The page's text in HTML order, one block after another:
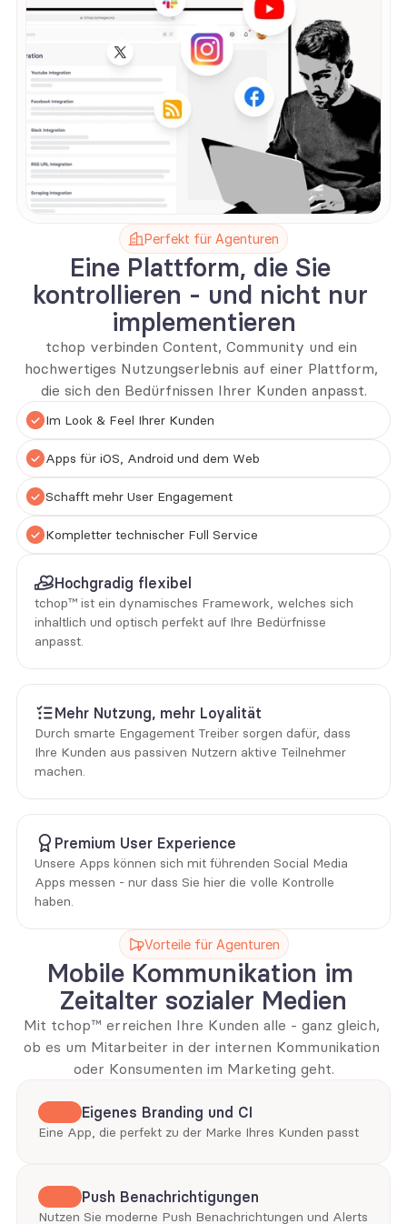
Perfekt für Agenturen
Eine Plattform, die Sie
kontrollieren - und nicht nur
implementieren
tchop verbinden Content, Community und ein
hochwertiges Nutzungserlebnis auf einer Plattform,
die sich den Bedürfnissen Ihrer Kunden anpasst.
Im Look & Feel Ihrer Kunden
Apps für iOS, Android und dem Web
Schafft mehr User Engagement
Kompletter technischer Full Service
Hochgradig flexibel
tchop™️ ist ein dynamisches Framework, welches sich
inhaltlich und optisch perfekt auf Ihre Bedürfnisse
anpasst.
Mehr Nutzung, mehr Loyalität
Durch smarte Engagement Treiber sorgen dafür, dass
Ihre Kunden aus passiven Nutzern aktive Teilnehmer
machen.
Premium User Experience
Unsere Apps können sich mit führenden Social Media
Apps messen - nur dass Sie hier die volle Kontrolle
haben.
Vorteile für Agenturen
Mobile Kommunikation im
Zeitalter sozialer Medien
Mit tchop™️ erreichen Ihre Kunden alle - ganz gleich,
ob es um Mitarbeiter in der internen Kommunikation
oder Konsumenten im Marketing geht.
Eigenes Branding und CI
Eine App, die perfekt zu der Marke Ihres Kunden passt
Push Benachrichtigungen
Nutzen Sie moderne Push Benachrichtungen und Alerts